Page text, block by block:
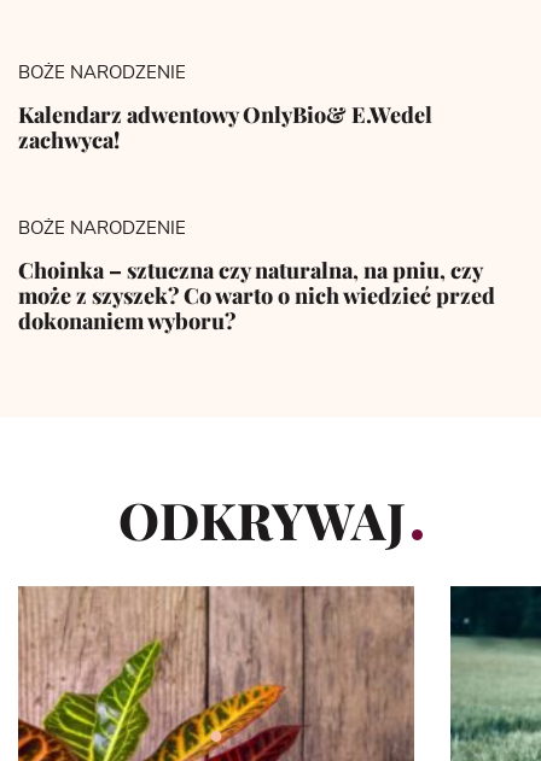
BOŻE NARODZENIE
Kalendarz adwentowy OnlyBio& E.Wedel
zachwyca!
BOŻE NARODZENIE
Choinka – sztuczna czy naturalna, na pniu, czy
może z szyszek? Co warto o nich wiedzieć przed
dokonaniem wyboru?
ODKRYWAJ